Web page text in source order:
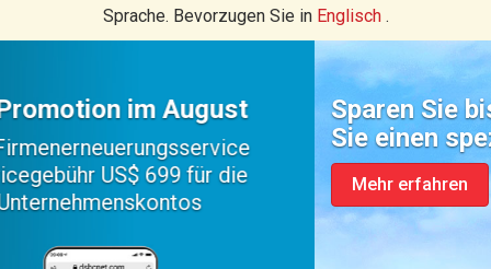
Sprache. Bevorzugen Sie in Englisch.
Sparen Sie bis zu $ 300 und erhalten
Sie einen speziellen GUTSCHEIN
Mehr erfahren